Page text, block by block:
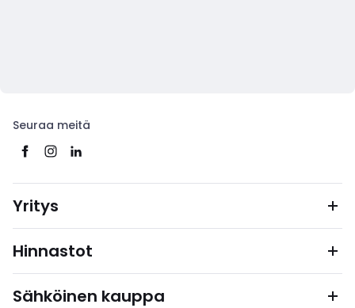
Seuraa meitä
Yritys
Hinnastot
Sähköinen kauppa